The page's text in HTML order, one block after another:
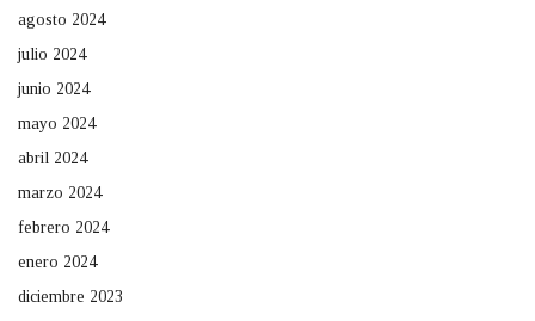
agosto 2024
julio 2024
junio 2024
mayo 2024
abril 2024
marzo 2024
febrero 2024
enero 2024
diciembre 2023